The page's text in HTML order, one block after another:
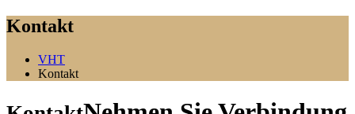
Kontakt
VHT
Kontakt